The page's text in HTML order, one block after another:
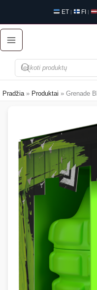
turinio
ET | FI |
Produktų
paieška
Pradžia Produktai Grenade